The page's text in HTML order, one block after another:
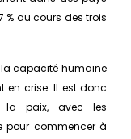
au cours des trois
capacité humaine
en crise. Il est donc
la paix, avec les
pour commencer à